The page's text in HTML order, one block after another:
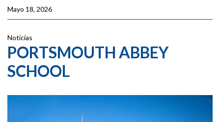
Mayo 18, 2026
Noticias
PORTSMOUTH ABBEY
SCHOOL